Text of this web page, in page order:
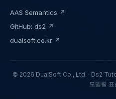
AAS Semantics ↗
GitHub: ds2 ↗
dualsoft.co.kr ↗
© 2026 DualSoft Co., Ltd. · Ds2
모델링 표